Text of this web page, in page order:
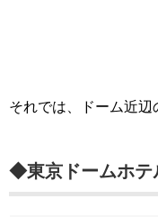
それでは、ドーム近辺
◆東京ドームホテ